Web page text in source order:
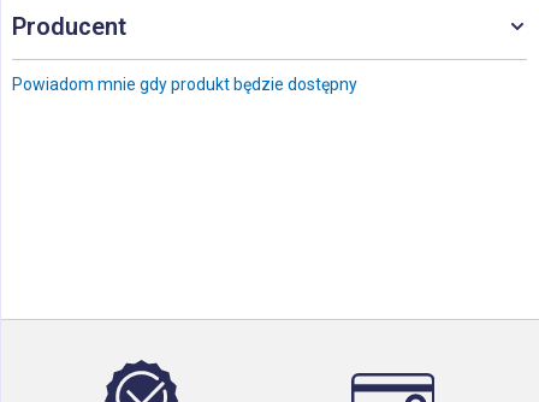
Powiadom mnie gdy produkt będzie dostępny
Producent